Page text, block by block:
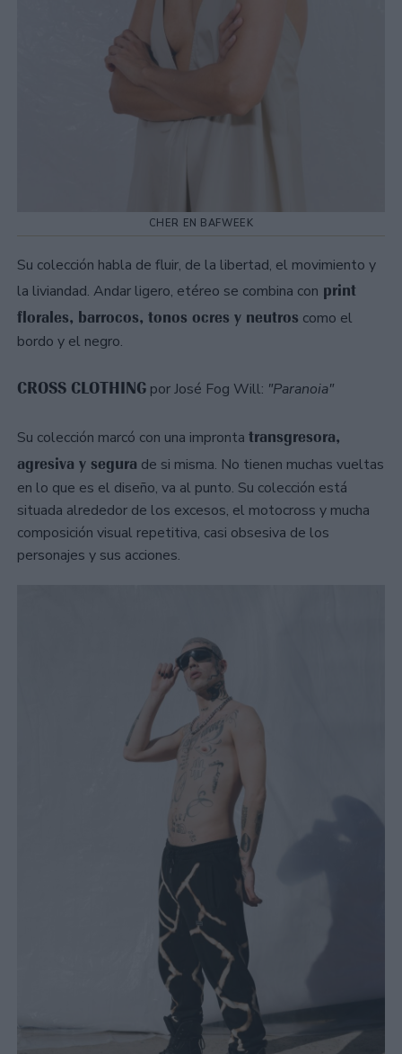
CHER EN BAFWEEK
Su colección habla de fluir, de la libertad, el movimiento y
la liviandad. Andar ligero, etéreo se combina con print
florales, barrocos, tonos ocres y neutros como el
bordo y el negro.
CROSS CLOTHING por José Fog Will: "Paranoia"
Su colección marcó con una impronta transgresora,
agresiva y segura de si misma. No tienen muchas vueltas
en lo que es el diseño, va al punto. Su colección está
situada alrededor de los excesos, el motocross y mucha
composición visual repetitiva, casi obsesiva de los
personajes y sus acciones.